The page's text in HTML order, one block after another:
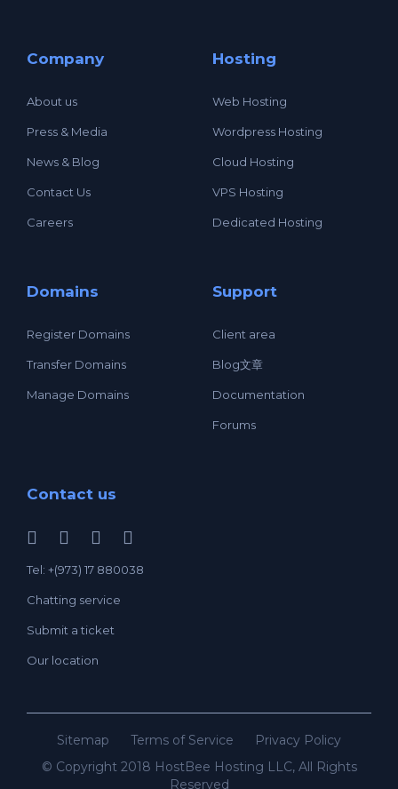
Company
About us
Press & Media
News & Blog
Contact Us
Careers
Hosting
Web Hosting
Wordpress Hosting
Cloud Hosting
VPS Hosting
Dedicated Hosting
Domains
Register Domains
Transfer Domains
Manage Domains
Support
Client area
Blog文章
Documentation
Forums
Contact us
Tel: +(973) 17 880038
Chatting service
Submit a ticket
Our location
Sitemap Terms of Service
Privacy Policy
© Copyright 2018 HostBee Hosting LLC, All Rights
Reserved